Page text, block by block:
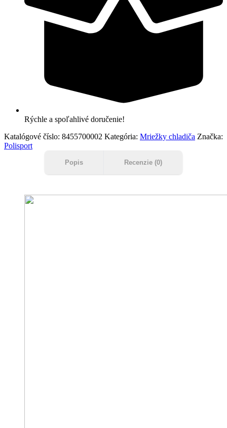
Rýchle a spoľahlivé doručenie!
Katalógové číslo: 8455700002 Kategória: Mriežky chladiča Značka:
Polisport
Popis Recenzie (0)